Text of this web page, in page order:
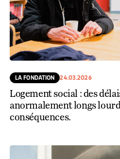
LA FONDATION 24.03.2026
Logement social : des
anormalement longs
conséquences.